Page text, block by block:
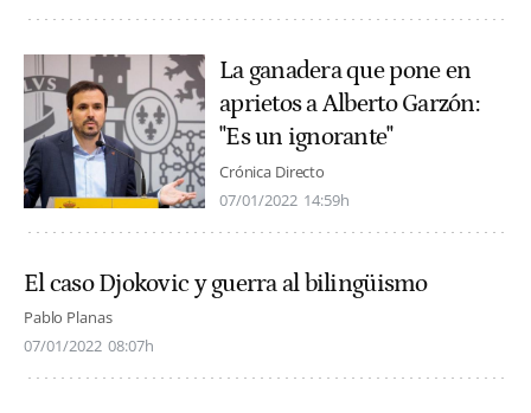
La ganadera que pone en
aprietos a Alberto Garzón:
"Es un ignorante"
Crónica Directo
07/01/2022 14:59h
El caso Djokovic y guerra al bilingüismo
Pablo Planas
07/01/2022 08:07h